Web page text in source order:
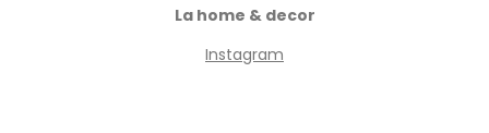
La home & decor
Instagram